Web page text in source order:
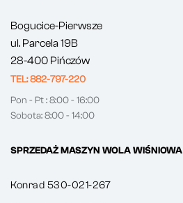
Bogucice-Pierwsze
ul. Parcela 19B
28-400 Pińczów
TEL: 882-797-220
Pon - Pt : 8:00 - 16:00
Sobota: 8:00 - 14:00
SPRZEDAŻ MASZYN WOLA WIŚNIOWA
Konrad 530-021-267